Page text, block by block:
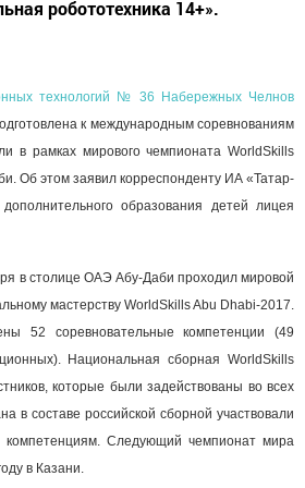
робототехника 14+».
технологий № 36 Набережных Челнов
к международным соревнованиям
в рамках мирового чемпионата WorldSkills
Об этом заявил корреспонденту ИА «Татар-
образования детей лицея
в столице ОАЭ Абу-Даби проходил мировой
мастерству WorldSkills Abu Dhabi-2017.
52 соревновательные компетенции (49
Национальная сборная WorldSkills
которые были задействованы во всех
в составе российской сборной участвовали
компетенциям. Следующий чемпионат мира
в Казани.